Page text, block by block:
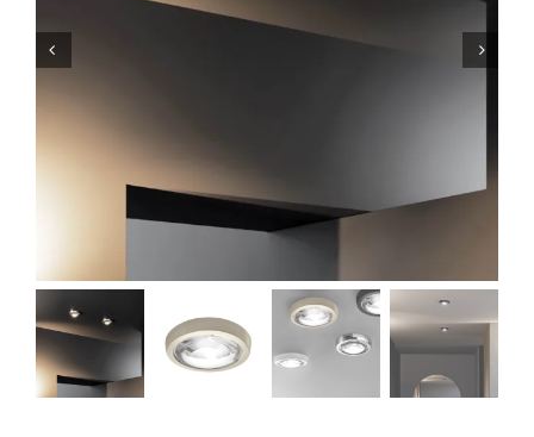
Lichtplanung
Referenzen